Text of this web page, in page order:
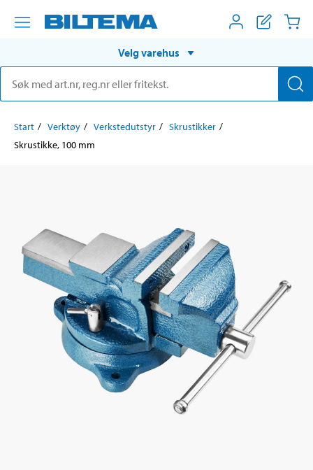
Velg varehus
Start Verktøy Verkstedutstyr
Skrustikker
Skrustikke, 100 mm